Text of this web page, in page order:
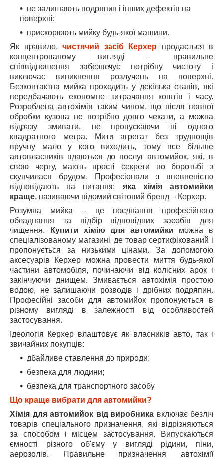
не залишають подряпин і інших дефектів на
поверхні;
прискорюють мийку будь-якої машини.
Як правило, чистячий засіб Керхер
продається в
концентрованому вигляді – правильне
співвідношення забезпечує потрібну чистоту і
виключає виникнення розлучень на поверхні.
Безконтактна мийка проходить у декілька етапів, які
передбачають економне витрачання коштів і часу.
Розроблена автохімія таким чином, що після повної
обробки кузова не потрібно довго чекати, а можна
відразу змивати, не пропускаючи ні одного
квадратного метра. Мити агрегат без труднощів
вручну мало у кого виходить, тому все більше
автовласників вдаються до послуг автомийок, які, в
свою чергу, мають прості секрети по боротьбі з
скупчилася брудом. Професіонали з впевненістю
відповідають на питання: яка хімія автомийки
краще, називаючи відомий світовий бренд – Керхер.
Розумна мийка – це поєднання професійного
обладнання та підбір відповідних засобів для
чищення.
Купити хімію для автомийки можна в
спеціалізованому магазині, де товар сертифікований і
пропонується за низькими цінами. За допомогою
аксесуарів Керхер можна провести миття будь-якої
частини автомобіля, починаючи від колісних арок і
закінчуючи днищем. Змивається автохімія простою
водою, не залишаючи розводів і дрібних подряпин.
Професійні засоби для автомийок пропонуються в
різному вигляді в залежності від особливостей
застосування.
Ідеологія Керхер влаштовує як власників авто, так і
звичайних покупців:
дбайливе ставлення до природи;
безпека для людини;
безпека для транспортного засобу
Що краще вибрати для автомийки?
Хімія для автомийок від виробника включає безліч
товарів спеціального призначення, які відрізняються
за способом і місцем застосування. Випускаються
ємності різного об'єму у вигляді рідини, піни,
аерозолів. Правильне призначення автохімії